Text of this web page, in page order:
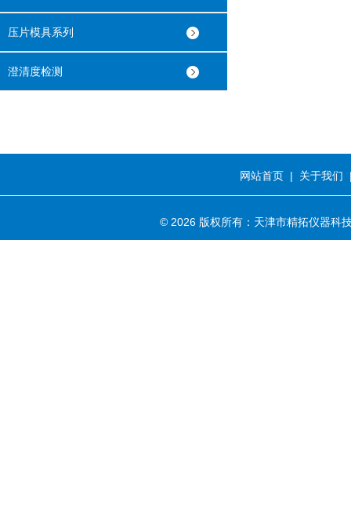
压片模具系列
澄清度检测
网站首页 | 关于我们
© 2026 版权所有：天津市精拓仪器科